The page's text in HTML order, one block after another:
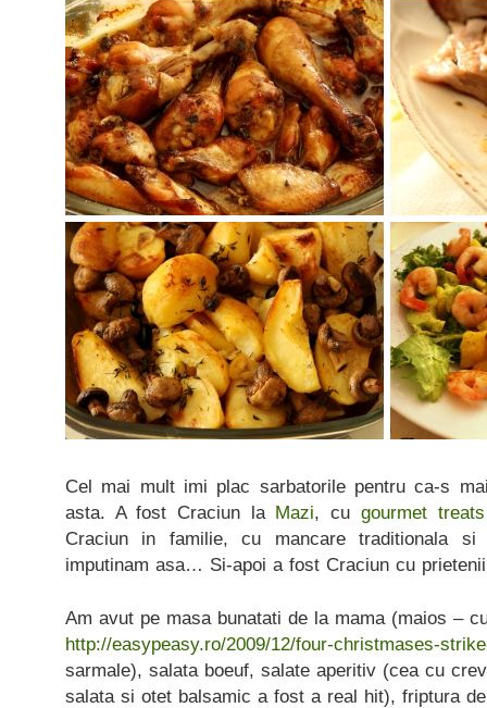
Cel mai mult imi plac sarbatorile pentru ca-s
asta. A fost Craciun la Mazi, cu gourmet treats
Craciun in familie, cu mancare traditionala
imputinam asa… Si-apoi a fost Craciun cu
Am avut pe masa bunatati de la mama (maios –
http://easypeasy.ro/2009/12/four-christmases-
sarmale), salata boeuf, salate aperitiv (cea cu
salata si otet balsamic a fost a real hit), friptura